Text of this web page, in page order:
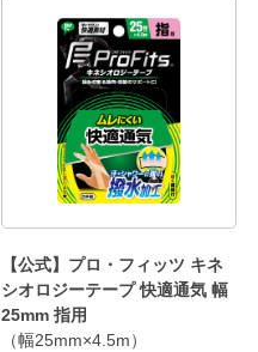
【公式】プロ・フィッツ キネ
シオロジーテープ 快適通気 幅
25mm 指用
（幅25mm×4.5m）